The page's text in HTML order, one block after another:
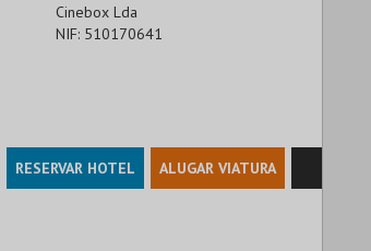
Cinebox Lda
NIF: 510170641
RESERVAR HOTEL ALUGAR VIATURA